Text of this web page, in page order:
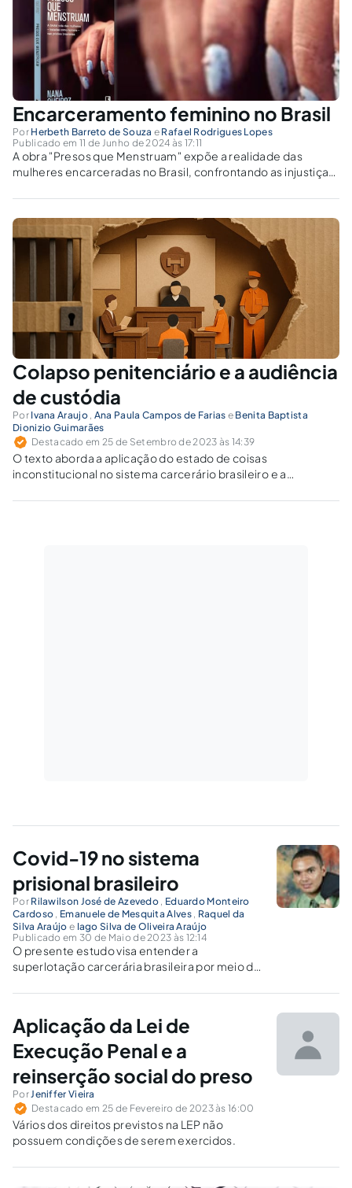
Encarceramento feminino no Brasil
Por Herbeth Barreto de Souza e Rafael Rodrigues Lopes
Publicado em 11 de Junho de 2024 às 17:11
A obra "Presos que Menstruam" expõe a realidade das
mulheres encarceradas no Brasil, confrontando as injustiças
significativas nas políticas penitenciárias e de gênero.
Colapso penitenciário e a audiência
de custódia
Por Ivana Araujo , Ana Paula Campos de Farias e Benita Baptista
Dionizio Guimarães
Destacado em 25 de Setembro de 2023 às 14:39
O texto aborda a aplicação do estado de coisas
inconstitucional no sistema carcerário brasileiro e a
Covid-19 no sistema
prisional brasileiro
Por Rilawilson José de Azevedo , Eduardo Monteiro
Cardoso , Emanuele de Mesquita Alves , Raquel da
Silva Araújo e Iago Silva de Oliveira Araújo
Publicado em 30 de Maio de 2023 às 12:14
O presente estudo visa entender a
superlotação carcerária brasileira por meio de
pandemia; conjuntura na pandemia e seus
pandemia.
Aplicação da Lei de
Execução Penal e a
reinserção social do preso
Por Jeniffer Vieira
Destacado em 25 de Fevereiro de 2023 às 16:00
Vários dos direitos previstos na LEP não
possuem condições de serem exercidos.